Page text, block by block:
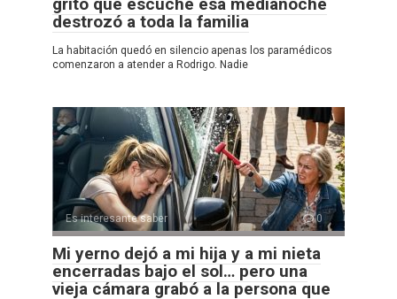
destrozó a toda la familia
La habitación quedó en silencio apenas los paramédicos
comenzaron a atender a Rodrigo. Nadie
Es interesante saber 0
Mi yerno dejó a mi hija y a mi nieta
encerradas bajo el sol… pero una
vieja cámara grabó a la persona que